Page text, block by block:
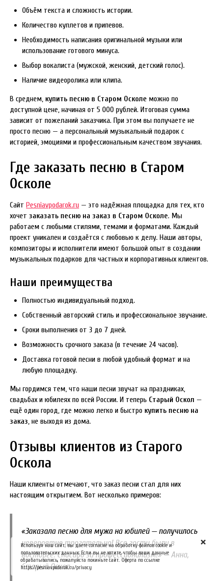
Объём текста и сложность истории.
Количество куплетов и припевов.
Необходимость написания оригинальной музыки или
использование готового минуса.
Выбор вокалиста (мужской, женский, детский голос).
Наличие видеоролика или клипа.
В среднем, купить песню в Старом Осколе можно по
доступной цене, начиная от 5 000 рублей. Итоговая сумма
зависит от пожеланий заказчика. При этом вы получаете не
просто песню — а персональный музыкальный подарок с
историей, эмоциями и профессиональным качеством звучания.
Где заказать песню в Старом
Осколе
Сайт Pesniavpodarok.ru — это надёжная площадка для тех, кто
хочет заказать песню на заказ в Старом Осколе. Мы
работаем с любыми стилями, темами и форматами. Каждый
проект уникален и создаётся с любовью к делу. Наши авторы,
композиторы и исполнители имеют большой опыт в создании
музыкальных подарков для частных и корпоративных клиентов.
Наши преимущества
Полностью индивидуальный подход.
Собственный авторский стиль и профессиональное звучание.
Сроки выполнения от 3 до 7 дней.
Возможность срочного заказа (в течение 24 часов).
Доставка готовой песни в любой удобный формат и на
любую площадку.
Мы гордимся тем, что наши песни звучат на праздниках,
свадьбах и юбилеях по всей России. И теперь Старый Оскол —
ещё один город, где можно легко и быстро купить песню на
заказ, не выходя из дома.
Отзывы клиентов из Старого
Оскола
Наши клиенты отмечают, что заказ песни стал для них
настоящим открытием. Вот несколько примеров:
«Заказала песню для мужа на юбилей — получилось
невероятно трогательно! Все гости были в
восторге. Спасибо за профессионализм!» —Анна,
Старый Оскол.
Используя наш сайт, вы даете согласие на обработку файлов cookie и
пользовательских данных. Если вы не хотите, чтобы ваши данные
обрабатывались, пожалуйста покиньте сайт. Оферта по ссылке
https://pesniavpodarok.ru/privacy